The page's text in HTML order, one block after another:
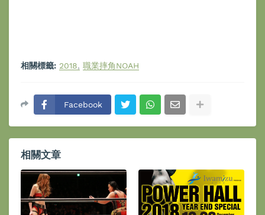
相關標籤: 2018 職業摔角NOAH
Facebook
相關文章